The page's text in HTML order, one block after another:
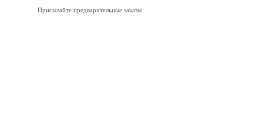
Присылайте предварительные заказы